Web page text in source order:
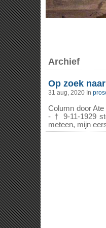
Archief
Op zoek
31 aug, 2020 In
Column door
- † 9-11-1929
meteen, mijn